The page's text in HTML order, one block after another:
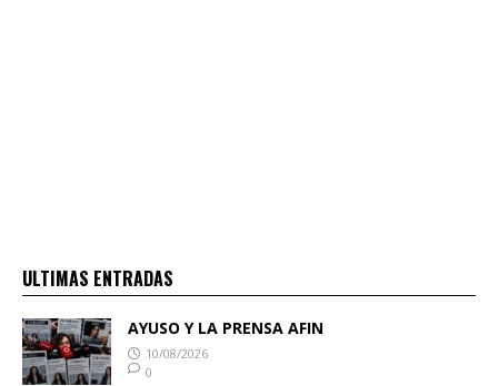
ULTIMAS ENTRADAS
AYUSO Y LA PRENSA AFIN
10/08/2026
0